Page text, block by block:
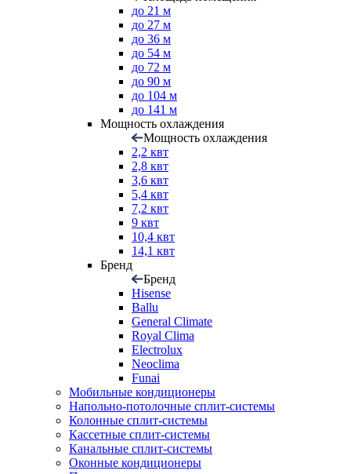
до 21 м
до 27 м
до 36 м
до 54 м
до 72 м
до 90 м
до 104 м
до 141 м
Мощность охлаждения
Мощность охлаждения
2,2 квт
2,8 квт
3,6 квт
5,4 квт
7,2 квт
9 квт
10,4 квт
14,1 квт
Бренд
Бренд
Hisense
Ballu
General Climate
Royal Clima
Electrolux
Neoclima
Funai
Мобильные кондиционеры
Напольно-потолоч​ные ​сплит-системы
Колонные ​​сплит-системы
Кассетные сплит-системы
Канальные сплит-системы
Оконные кондиционеры